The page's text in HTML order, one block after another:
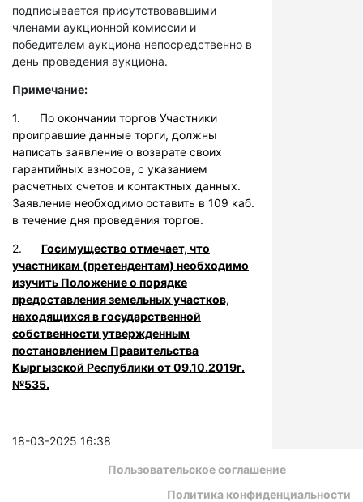
подписывается присутствовавшими
членами аукционной комиссии и
победителем аукциона непосредственно в
день проведения аукциона.
Примечание:
1. По окончании торгов Участники
проигравшие данные торги, должны
написать заявление о возврате своих
гарантийных взносов, с указанием
расчетных счетов и контактных данных.
Заявление необходимо оставить в 109 каб.
в течение дня проведения торгов.
2. Госимущество отмечает, что
участникам (претендентам) необходимо
изучить Положение о порядке
предоставления земельных участков,
находящихся в государственной
собственности утвержденным
постановлением Правительства
Кыргызской Республики от 09.10.2019г.
№535.
18-03-2025 16:38
Пользовательское соглашение
Политика конфиденциальности